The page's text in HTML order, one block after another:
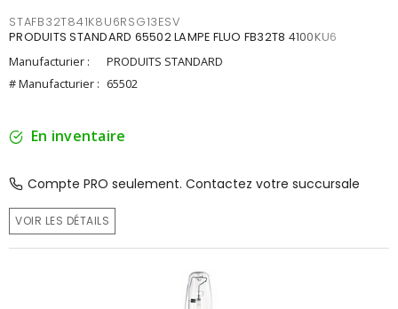
STAFB32T841K8U6RSG13ESV
PRODUITS STANDARD 65502 LAMPE FLUO FB32T8 4100KU6
Manufacturier :
PRODUITS STANDARD
# Manufacturier : 65502
En inventaire
Compte PRO seulement. Contactez votre succursale
VOIR LES DÉTAILS